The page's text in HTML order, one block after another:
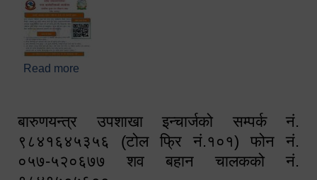
Read more
बारुणयन्त्र उपशाखा इन्चार्जको सम्पर्क नं.
९८४१६४५३५६ (टोल फ्रि नं.१०१) फोन नं.
०५७-५२०६७७ शव बहान चालकको नं.